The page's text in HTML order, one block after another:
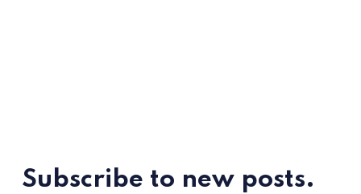
Subscribe to new posts.